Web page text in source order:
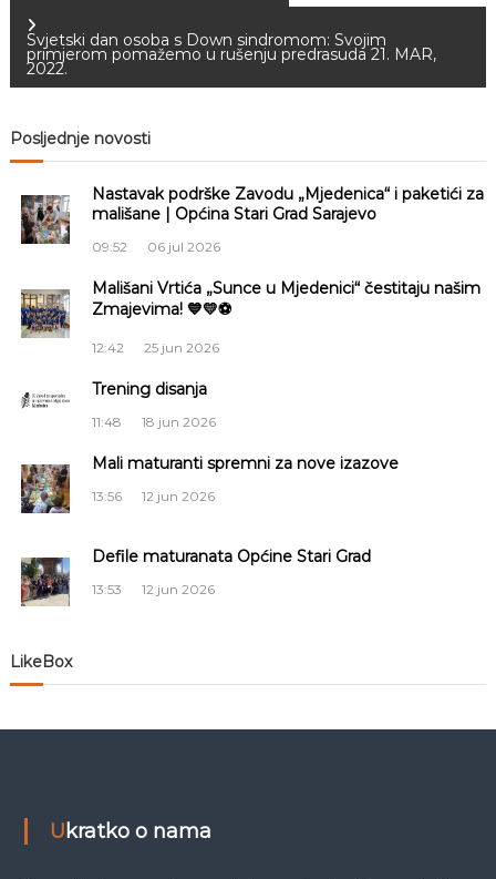
a
v
i
g
a
c
č
a
a
k
Svjetski dan osoba s Down sindromom: Svojim
primjerom pomažemo u rušenju predrasuda 21. MAR,
2022.
Posljednje novosti
Nastavak podrške Zavodu „Mjedenica“ i paketići za
mališane | Općina Stari Grad Sarajevo
09:52 06 jul 2026
Mališani Vrtića „Sunce u Mjedenici“ čestitaju našim
Zmajevima! 💙💛⚽
12:42 25 jun 2026
Trening disanja
11:48 18 jun 2026
Mali maturanti spremni za nove izazove
13:56 12 jun 2026
Defile maturanata Općine Stari Grad
13:53 12 jun 2026
LikeBox
Ukratko o nama